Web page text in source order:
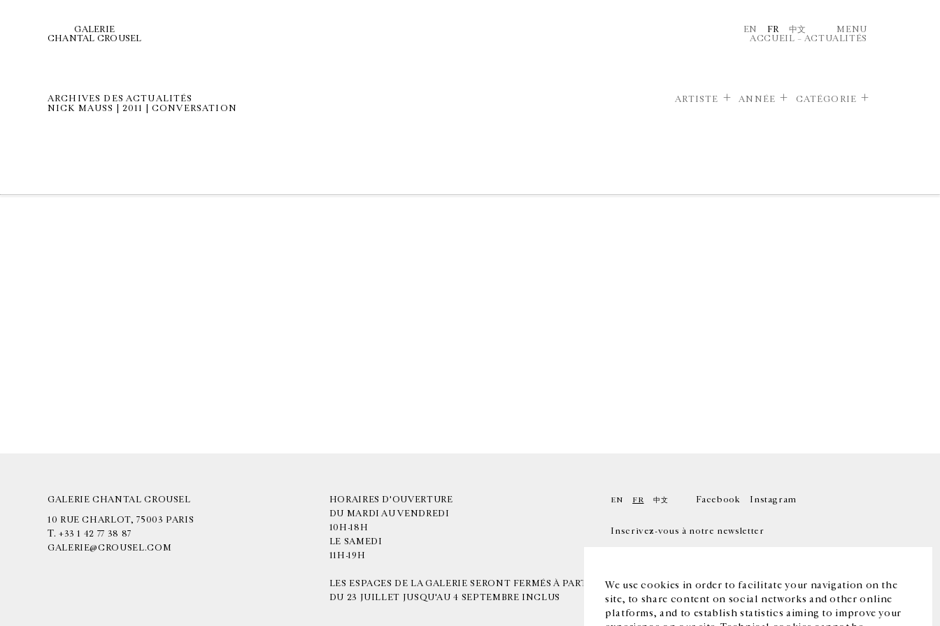
We use cookies in order to facilitate your navigation on the
site, to share content on social networks and other online
platforms, and to establish statistics aiming to improve your
GALERIE
CHANTAL CROUSEL
EN FR 中文
MENU
ACCUEIL – ACTUALITÉS
ARCHIVES DES ACTUALITÉS
NICK MAUSS | 2011 | CONVERSATION
ARTISTE ANNÉE CATÉGORIE
GALERIE CHANTAL CROUSEL
10 RUE CHARLOT, 75003 PARIS
T. +33 1 42 77 38 87
GALERIE@CROUSEL.COM
HORAIRES D'OUVERTURE
DU MARDI AU VENDREDI
10H-18H
LE SAMEDI
11H-19H
LES ESPACES DE LA GALERIE SERONT FERMÉS À PARTIR
DU 23 JUILLET JUSQU'AU 4 SEPTEMBRE INCLUS
EN FR 中文 Facebook Instagram
Inscrivez-vous à notre newsletter